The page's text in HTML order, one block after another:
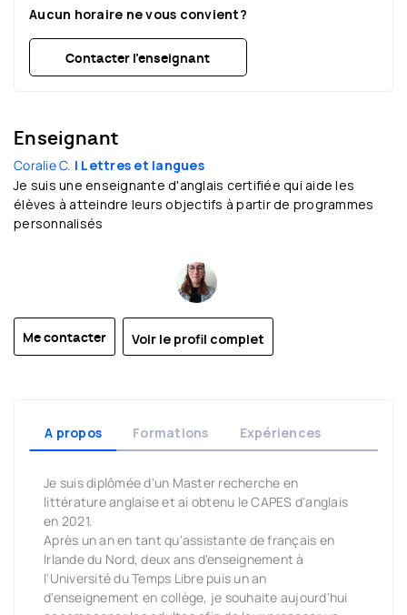
Aucun horaire ne vous convient?
Contacter l’enseignant
Enseignant
Coralie C. | Lettres et langues
Je suis une enseignante d'anglais certifiée qui aide les
élèves à atteindre leurs objectifs à partir de programmes
personnalisés
Me contacter Voir le profil complet
A propos Formations Expériences
Je suis diplômée d'un Master recherche en
littérature anglaise et ai obtenu le CAPES d'anglais
en 2021.
Après un an en tant qu'assistante de français en
Irlande du Nord, deux ans d'enseignement à
l'Université du Temps Libre puis un an
d'enseignement en collège, je souhaite aujourd'hui